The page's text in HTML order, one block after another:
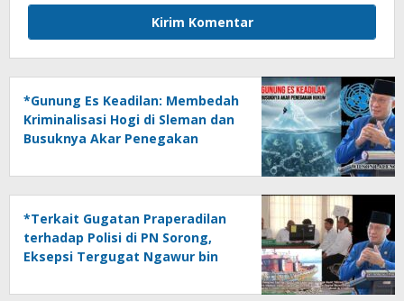
*Gunung Es Keadilan: Membedah
Kriminalisasi Hogi di Sleman dan
Busuknya Akar Penegakan
*Terkait Gugatan Praperadilan
terhadap Polisi di PN Sorong,
Eksepsi Tergugat Ngawur bin